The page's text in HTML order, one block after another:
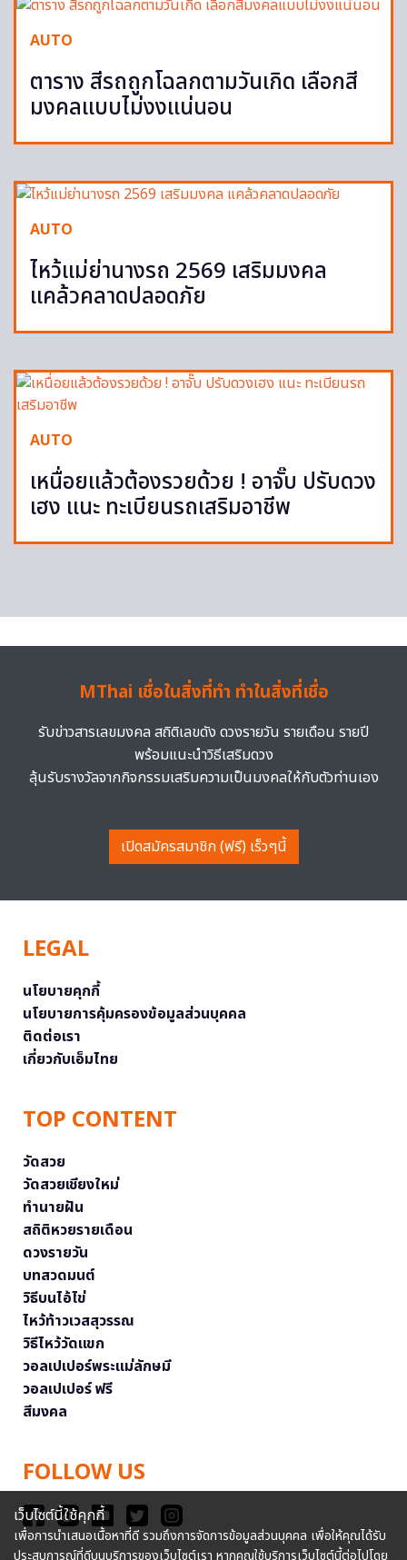
AUTO
ตาราง สีรถถูกโฉลกตามวันเกิด เลือกสี
มงคลแบบไม่งงแน่นอน
AUTO
ไหว้แม่ย่านางรถ 2569 เสริมมงคล
แคล้วคลาดปลอดภัย
AUTO
เหนื่อยแล้วต้องรวยด้วย ! อาจั๊บ ปรับดวง
เฮง แนะ ทะเบียนรถเสริมอาชีพ
MThai เชื่อในสิ่งที่ทำ ทำในสิ่งที่เชื่อ
รับข่าวสารเลขมงคล สถิติเลขดัง ดวงรายวัน รายเดือน รายปี
พร้อมแนะนำวิธีเสริมดวง
ลุ้นรับรางวัลจากกิจกรรมเสริมความเป็นมงคลให้กับตัวท่านเอง
เปิดสมัครสมาชิก (ฟรี) เร็วๆนี้
LEGAL
นโยบายคุกกี้
นโยบายการคุ้มครองข้อมูลส่วนบุคคล
ติดต่อเรา
เกี่ยวกับเอ็มไทย
TOP CONTENT
วัดสวย
วัดสวยเชียงใหม่
ทำนายฝัน
สถิติหวยรายเดือน
ดวงรายวัน
บทสวดมนต์
วิธีบนไอ้ไข่
ไหว้ท้าวเวสสุวรรณ
วิธีไหว้วัดแขก
วอลเปเปอร์พระแม่ลักษมี
วอลเปเปอร์ ฟรี
สีมงคล
FOLLOW US
เว็บไซต์นี้ใช้คุกกี้
เพื่อการนำเสนอเนื้อหาที่ดี รวมถึงการจัดการข้อมูลส่วนบุคคล เพื่อให้คุณได้รับ
ประสบการณ์ที่ดีบนบริการของเว็บไซต์เรา หากคุณใช้บริการเว็บไซต์นี้ต่อไปโดย